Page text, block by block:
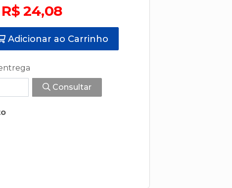
24,08
Adicionar ao Carrinho
Consultar